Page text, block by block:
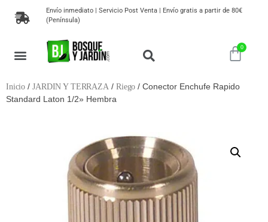
Envío inmediato | Servicio Post Venta | Envío gratis a partir de 80€
(Península)
Inicio /JARDIN Y TERRAZA / Riego / Conector Enchufe Rapido
Standard Laton 1/2» Hembra